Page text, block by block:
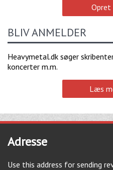
Opret
BLIV ANMELDER
Heavymetal.dk søger
koncerter m.m.
Læs
Adresse
Use this address for sending